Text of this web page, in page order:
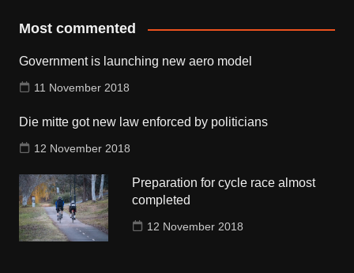
Most commented
Government is launching new aero model
11 November 2018
Die mitte got new law enforced by politicians
12 November 2018
Preparation for cycle race almost
completed
12 November 2018